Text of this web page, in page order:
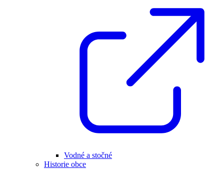
Vodné a stočné
Historie obce